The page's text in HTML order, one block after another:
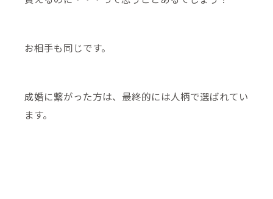
お相手も同じです。
成婚に繋がった方は、最終的には人柄で選ばれてい
ます。